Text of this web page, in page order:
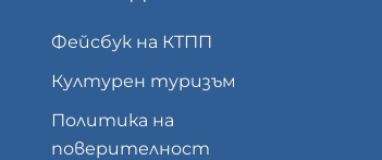
Фейсбук на КТПП
Културен туризъм
Политика на
поверителност